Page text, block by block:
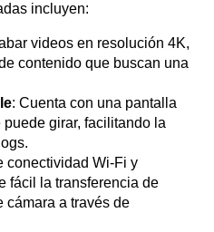
incluyen:
videos en resolución 4K,
contenido que buscan una
: Cuenta con una pantalla
girar, facilitando la
conectividad Wi-Fi y
fácil la transferencia de
cámara a través de